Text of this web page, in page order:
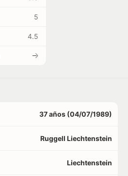
5
4.5
37 años (04/07/1989)
Ruggell Liechtenstein
Liechtenstein